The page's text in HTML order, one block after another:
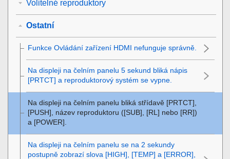
Volitelné reproduktory
Ostatní
Funkce Ovládání zařízení HDMI nefunguje správně.
Na displeji na čelním panelu 5 sekund bliká nápis
[PRTCT] a reproduktorový systém se vypne.
Na displeji na čelním panelu bliká střídavě [PRTCT],
[PUSH], název reproduktoru ([SUB], [RL ] nebo [RR])
a [POWER].
Na displeji na čelním panelu se na 2 sekundy
postupně zobrazí slova [HIGH], [TEMP] a [ERROR],